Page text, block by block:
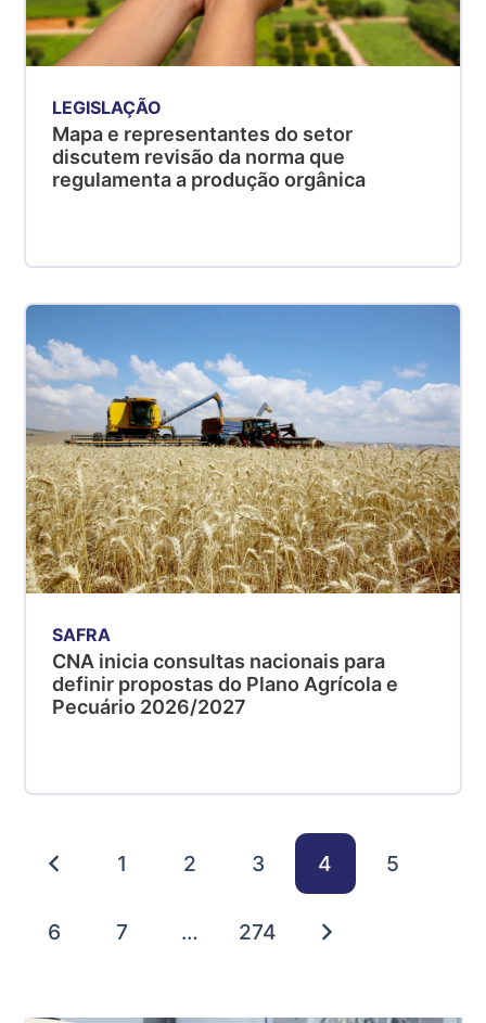
LEGISLAÇÃO
Mapa e representantes do setor
discutem revisão da norma que
regulamenta a produção orgânica
SAFRA
CNA inicia consultas nacionais para
definir propostas do Plano Agrícola e
Pecuário 2026/2027
1 2 3 4 5
6 7 … 274